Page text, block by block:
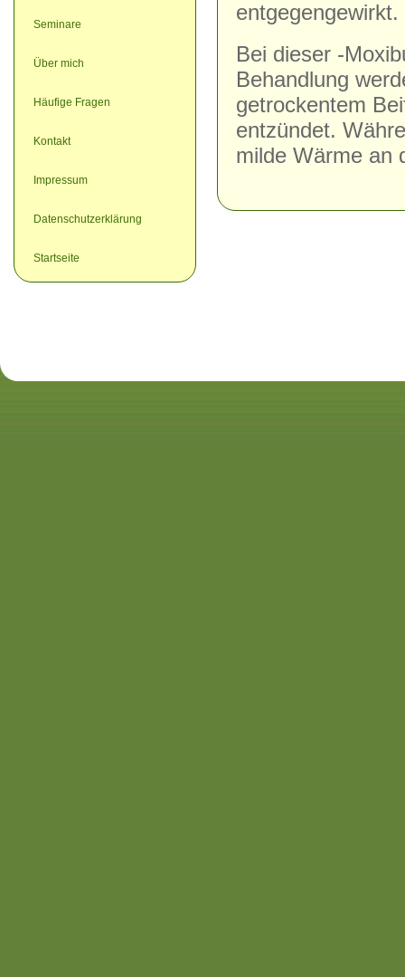
Seminare
Über mich
Häufige Fragen
Kontakt
Impressum
Datenschutzerklärung
Startseite
entgegengewirkt.
Bei dieser -
Behandlung
getrockentem
entzündet.
milde Wärme an